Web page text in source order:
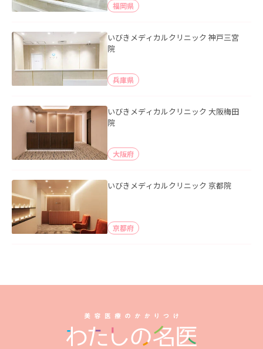
福岡県
いびきメディカルクリニック 神戸三宮
院
兵庫県
いびきメディカルクリニック 大阪梅田
院
大阪府
いびきメディカルクリニック 京都院
京都府